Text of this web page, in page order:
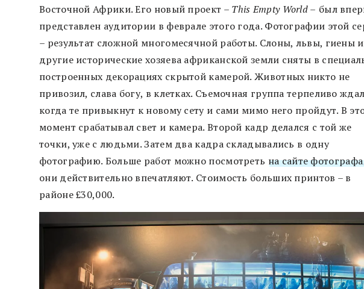
Восточной Африки. Его новый проект – This Empty World– был
представлен аудитории в феврале этого года. Фотографии этой
– результат сложной многомесячной работы. Слоны, львы, гиены и
другие исторические хозяева африканской земли сняты в
построенных декорациях скрытой камерой. Животных никто не
привозил, слава богу, в клетках. Съемочная группа терпеливо
когда те привыкнут к новому сету и сами мимо него пройдут. В
момент срабатывал свет и камера. Второй кадр делался с той же
точки, уже с людьми. Затем два кадра складывались в одну
фотографию. Больше работ можно посмотреть на сайте фотографа,
они действительно впечатляют. Стоимость больших принтов – в
районе £30,000.